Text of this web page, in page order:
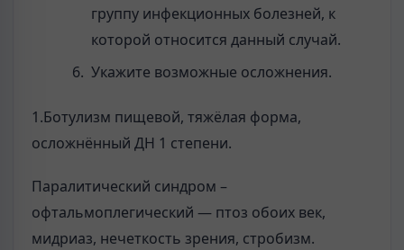
группу инфекционных болезней, к
которой относится данный случай.
Укажите возможные осложнения.
1.Ботулизм пищевой, тяжёлая форма,
осложнённый ДН 1 степени.
Паралитический синдром –
офтальмоплегический — птоз обоих век,
мидриаз, нечеткость зрения, стробизм.